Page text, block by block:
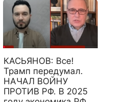
КАСЬЯНОВ: Все!
Трамп передумал.
НАЧАЛ ВОЙНУ
ПРОТИВ РФ. В 2025